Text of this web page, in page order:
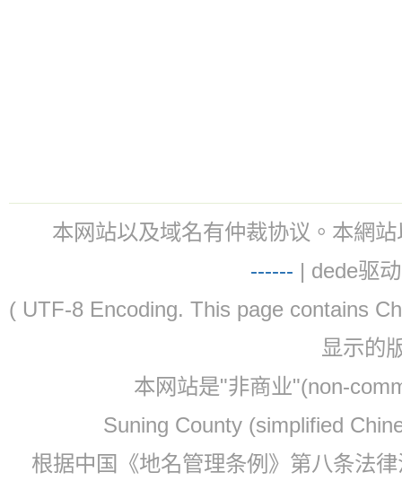
本网站以及域名有仲裁协议。本網
------ | dede驱
( UTF-8 Encoding. This page contains
显示的
本网站是"非商业"(non-
Suning County (simplified
根据中国《地名管理条例》第八条法